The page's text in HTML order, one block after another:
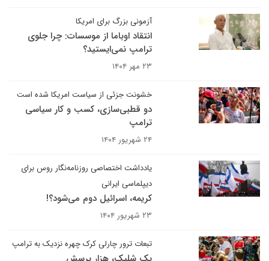
آزمونی بزرگ برای امریکا
انتقاد اوباما از موسسات: چرا جلوی
ترامپ نمی‌ایستید؟
۲۳ مهر ۱۴۰۴
خشونت جزئی از سیاست امریکا شده است
دو قطبی‌سازی، کسب و کار سیاسی
ترامپ
۲۴ شهریور ۱۴۰۴
یادداشت اختصاصی روزنامه‌نگار روس برای
دیپلماسی ایرانی
کریمه، اسرائیل دوم می‌شود؟!
۲۳ شهریور ۱۴۰۴
تبعات ترور چارلی کرک چهره نزدیک به ترامپ